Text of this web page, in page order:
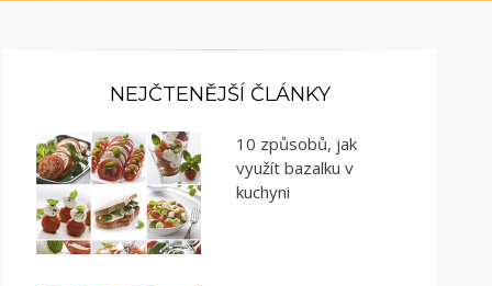
NEJČTENĚJŠÍ ČLÁNKY
10 způsobů, jak
využít bazalku v
kuchyni